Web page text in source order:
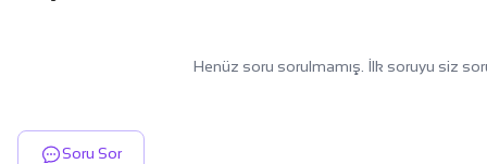
Henüz soru sorulmamış. İlk soruyu siz
Soru Sor